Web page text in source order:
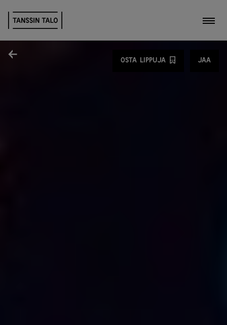
OSTA LIPPUJA JAA